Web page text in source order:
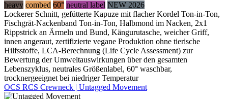
heavy combed 60° neutral label NEW 2026
Lockerer Schnitt, gefütterte Kapuze mit flacher Kordel Ton-in-Ton,
Fischgrät-Nackenband Ton-in-Ton, Halbmond im Nacken, 2x1
Rippstrick an Ärmeln und Bund, Kängurutasche, weicher Griff,
innen angeraut, zertifizierte vegane Produktion ohne tierische
Hilfsstoffe, LCA-Berechnung (Life Cycle Assessment) zur
Bewertung der Umweltauswirkungen über den gesamten
Lebenszyklus, neutrales Größenlabel, 60° waschbar,
trocknergeeignet bei niedriger Temperatur
OCS RCS Crewneck | Untagged Movement